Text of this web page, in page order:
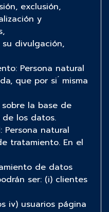
exclusión,
y
divulgación,
Persona natural
que por si ́ misma
la base de
los datos.
natural
tratamiento. En el
de datos
ser: (i) clientes
iv) usuarios página